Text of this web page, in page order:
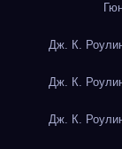
Дж. К.
Дж. К.
Дж. К.